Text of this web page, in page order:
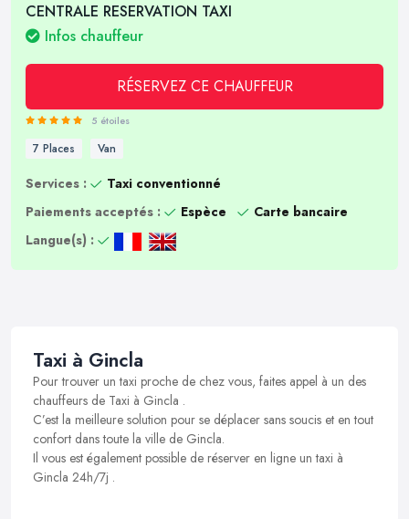
CENTRALE RESERVATION TAXI
Infos chauffeur
RÉSERVEZ CE CHAUFFEUR
5 étoiles
7 Places Van
Services :
Taxi conventionné
Paiements acceptés :
Espèce
Carte bancaire
Langue(s) :
Taxi à Gincla
Pour trouver un taxi proche de chez vous, faites appel à un des
chauffeurs de Taxi à Gincla .
C’est la meilleure solution pour se déplacer sans soucis et en tout
confort dans toute la ville de Gincla.
Il vous est également possible de réserver en ligne un taxi à
Gincla 24h/7j .